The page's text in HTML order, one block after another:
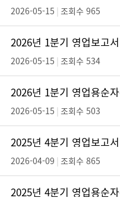
2026-05-15 | 조회수 965
2026년 1분기 영업보고
2026-05-15 | 조회수 534
2026년 1분기 영업용순
2026-05-15 | 조회수 503
2025년 4분기 영업보고
2026-04-09 | 조회수 865
2025년 4분기 영업용순